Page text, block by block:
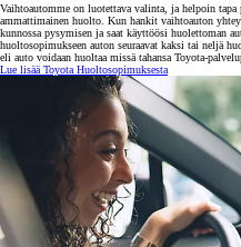
Vaihtoautomme on luotettava valinta, ja helpoin tapa
ammattimainen huolto. Kun hankit vaihtoauton
kunnossa pysymisen ja saat käyttöösi huolettoman
huoltosopimukseen auton seuraavat kaksi tai neljä
eli auto voidaan huoltaa missä tahansa Toyota-
Lue lisää Toyota Huoltosopimuksesta